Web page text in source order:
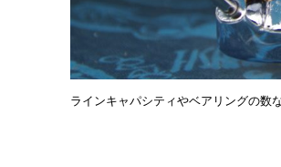
ラインキャパシティやベアリングの数